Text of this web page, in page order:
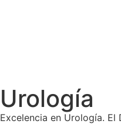
Urología
Excelencia en Urología. El